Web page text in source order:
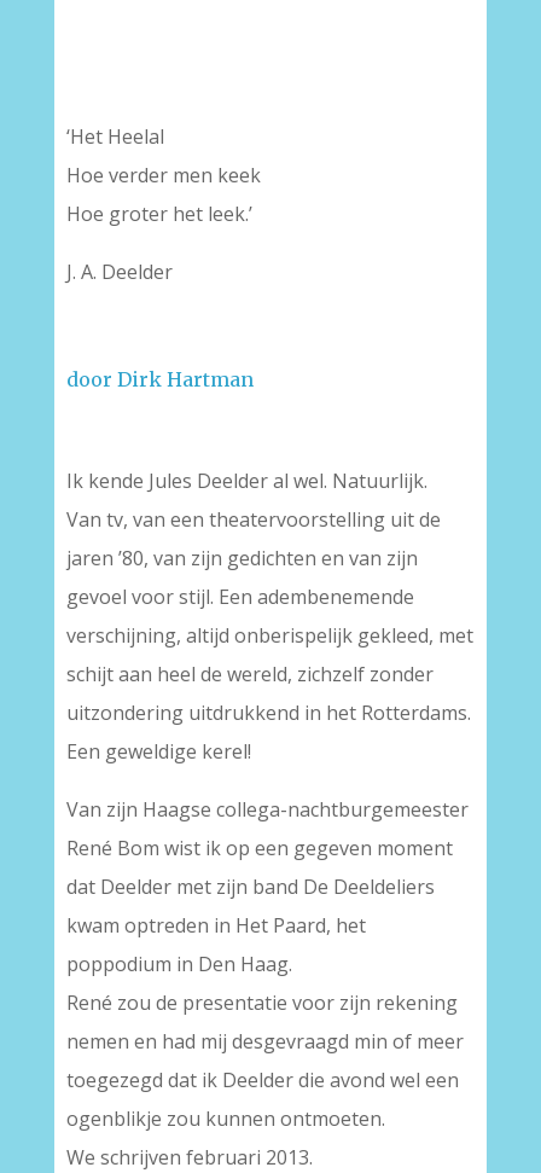
‘Het Heelal
Hoe verder men keek
Hoe groter het leek.’
J. A. Deelder
door Dirk Hartman
Ik kende Jules Deelder al wel. Natuurlijk.
Van tv, van een theatervoorstelling uit de
jaren ’80, van zijn gedichten en van zijn
gevoel voor stijl. Een adembenemende
verschijning, altijd onberispelijk gekleed, met
schijt aan heel de wereld, zichzelf zonder
uitzondering uitdrukkend in het Rotterdams.
Een geweldige kerel!
Van zijn Haagse collega-nachtburgemeester
René Bom wist ik op een gegeven moment
dat Deelder met zijn band De Deeldeliers
kwam optreden in Het Paard, het
poppodium in Den Haag.
René zou de presentatie voor zijn rekening
nemen en had mij desgevraagd min of meer
toegezegd dat ik Deelder die avond wel een
ogenblikje zou kunnen ontmoeten.
We schrijven februari 2013.